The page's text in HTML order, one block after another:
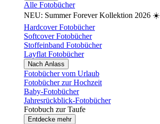
Alle Fotobücher
NEU: Summer Forever Kollektion 2026 ☀️
Hardcover Fotobücher
Softcover Fotobücher
Stoffeinband Fotobücher
Layflat Fotobücher
Nach Anlass
Fotobücher vom Urlaub
Fotobücher zur Hochzeit
Baby-Fotobücher
Jahresrückblick-Fotobücher
Fotobuch zur Taufe
Entdecke mehr